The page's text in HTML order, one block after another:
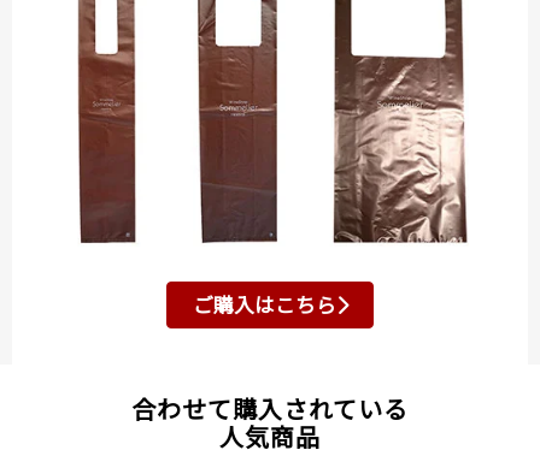
ご購入はこちら
合わせて購入されている
人気商品